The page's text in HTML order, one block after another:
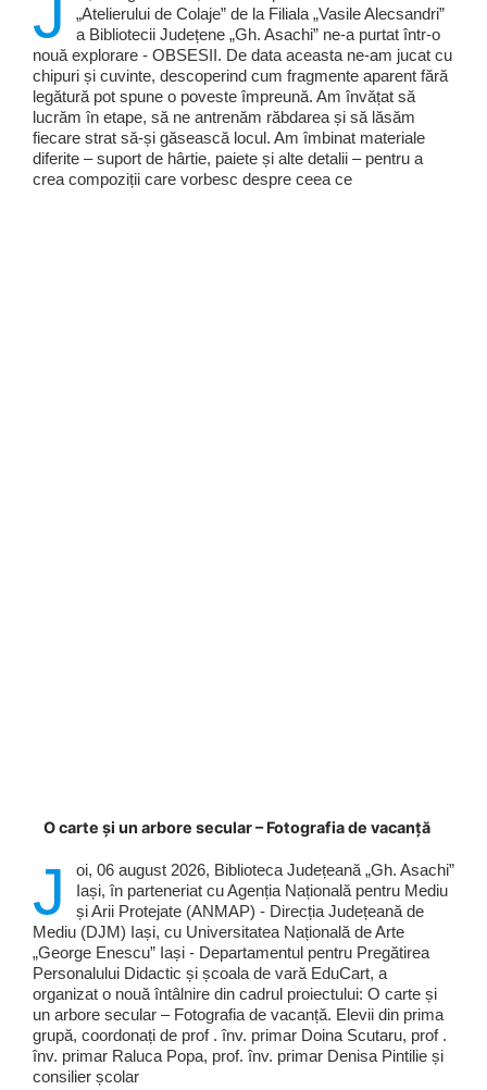
J
„Atelierului de Colaje” de la Filiala „Vasile Alecsandri”
a Bibliotecii Județene „Gh. Asachi” ne-a purtat într-o
nouă explorare - OBSESII. De data aceasta ne-am jucat cu
chipuri și cuvinte, descoperind cum fragmente aparent fără
legătură pot spune o poveste împreună. Am învățat să
lucrăm în etape, să ne antrenăm răbdarea și să lăsăm
fiecare strat să-și găsească locul. Am îmbinat materiale
diferite – suport de hârtie, paiete și alte detalii – pentru a
crea compoziții care vorbesc despre ceea ce
O carte și un arbore secular – Fotografia de vacanță
J
oi, 06 august 2026, Biblioteca Județeană „Gh. Asachi”
Iași, în parteneriat cu Agenția Națională pentru Mediu
și Arii Protejate (ANMAP) - Direcția Județeană de
Mediu (DJM) Iași, cu Universitatea Națională de Arte
„George Enescu” Iași - Departamentul pentru Pregătirea
Personalului Didactic și școala de vară EduCart, a
organizat o nouă întâlnire din cadrul proiectului: O carte și
un arbore secular – Fotografia de vacanță. Elevii din prima
grupă, coordonați de prof . înv. primar Doina Scutaru, prof .
înv. primar Raluca Popa, prof. înv. primar Denisa Pintilie și
consilier școlar